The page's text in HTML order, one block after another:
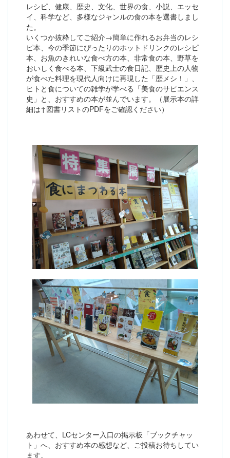
レシピ、健康、歴史、文化、世界の食、小説、エッセ
イ、科学など、多様なジャンルの食の本を選書しまし
た。
いくつか抜粋してご紹介→簡単に作れるお弁当のレシ
ピ本、今の季節にぴったりのホットドリンクのレシピ
本、お魚のきれいな食べ方の本、非常食の本、野草を
おいしく食べる本、下級武士の食日記、歴史上の人物
が食べた料理を現代人向けに再現した「歴メシ！」、
ヒトと食についての雑学が学べる「美食のサピエンス
史」と、おすすめの本が並んでいます。（展示本の詳
細は↑図書リストのPDFをご確認ください）
あわせて、LCセンター入口の掲示板「ブックチャッ
ト」へ、おすすめ本の感想など、ご投稿お待ちしてい
ます。